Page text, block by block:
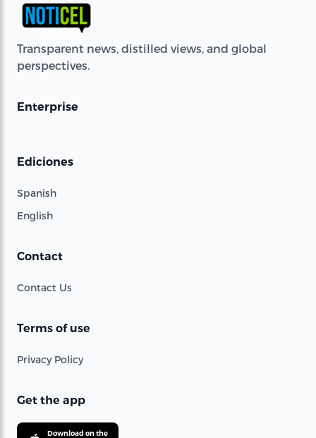
Transparent news, distilled views, and global
perspectives.
Enterprise
Ediciones
Spanish
English
Contact
Contact Us
Terms of use
Privacy Policy
Get the app
Download on the